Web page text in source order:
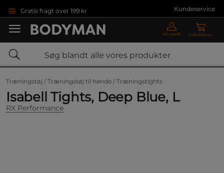
Gratis fragt over 199 kr Kundeservice
Min profil Indkøbskurv
Træningstøj / Træningstøj til hende / Træningstights
Isabell Tights, Deep Blue, L
RX Performance